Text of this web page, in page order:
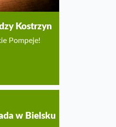
Kostrzyn
Pompeje!
w Bielsku